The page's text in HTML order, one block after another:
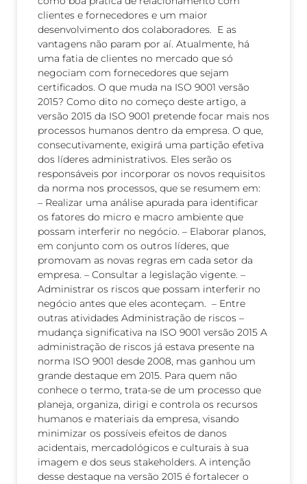
clientes e fornecedores e um maior
desenvolvimento dos colaboradores. E as
vantagens não param por aí. Atualmente, há
uma fatia de clientes no mercado que só
negociam com fornecedores que sejam
certificados. O que muda na ISO 9001 versão
2015? Como dito no começo deste artigo, a
versão 2015 da ISO 9001 pretende focar mais nos
processos humanos dentro da empresa. O que,
consecutivamente, exigirá uma partição efetiva
dos líderes administrativos. Eles serão os
responsáveis por incorporar os novos requisitos
da norma nos processos, que se resumem em:
– Realizar uma análise apurada para identificar
os fatores do micro e macro ambiente que
possam interferir no negócio. – Elaborar planos,
em conjunto com os outros líderes, que
promovam as novas regras em cada setor da
empresa. – Consultar a legislação vigente. –
Administrar os riscos que possam interferir no
negócio antes que eles aconteçam. – Entre
outras atividades Administração de riscos –
mudança significativa na ISO 9001 versão 2015 A
administração de riscos já estava presente na
norma ISO 9001 desde 2008, mas ganhou um
grande destaque em 2015. Para quem não
conhece o termo, trata-se de um processo que
planeja, organiza, dirigi e controla os recursos
humanos e materiais da empresa, visando
minimizar os possíveis efeitos de danos
acidentais, mercadológicos e culturais à sua
imagem e dos seus stakeholders. A intenção
desse destaque na versão 2015 é fortalecer o